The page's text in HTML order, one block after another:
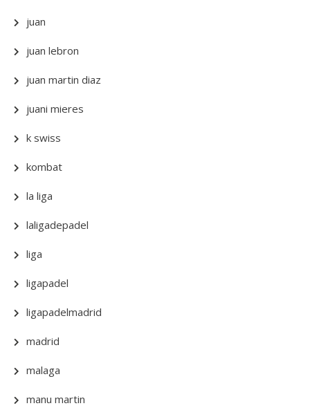
juan
juan lebron
juan martin diaz
juani mieres
k swiss
kombat
la liga
laligadepadel
liga
ligapadel
ligapadelmadrid
madrid
malaga
manu martin